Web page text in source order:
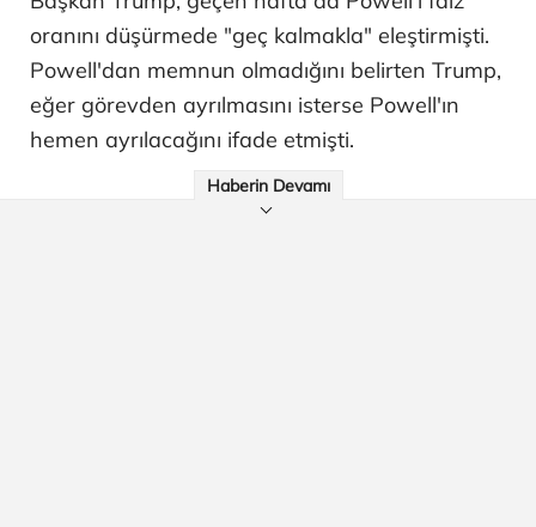
oranını düşürmede "geç kalmakla" eleştirmişti.
Powell'dan memnun olmadığını belirten Trump,
eğer görevden ayrılmasını isterse Powell'ın
hemen ayrılacağını ifade etmişti.
Haberin Devamı